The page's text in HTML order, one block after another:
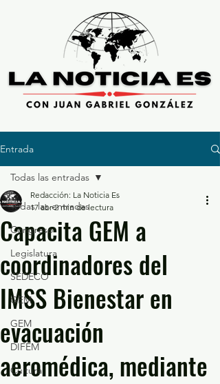
Entrada
Todas las entradas
Congreso
Legislatura
SEDECO
GEM
GEM
DIFEM
Cultura
Todas las entradas
Capacita GEM a
coordinadores del
IMSS Bienestar en
evacuación
aeromédica, mediante
Redacción: La Noticia Es
17 abr 2 min de lectura